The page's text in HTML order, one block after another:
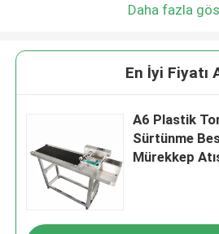
Daha fazla
En İyi Fiyatı
A6 Plastik
Sürtünme
Mürekkep